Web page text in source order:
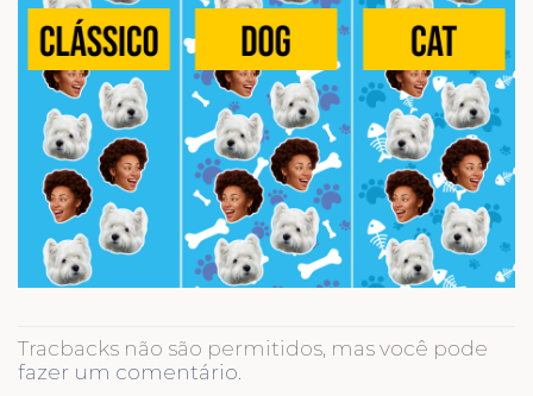
Tracbacks não são permitidos, mas você pode
fazer um comentário.